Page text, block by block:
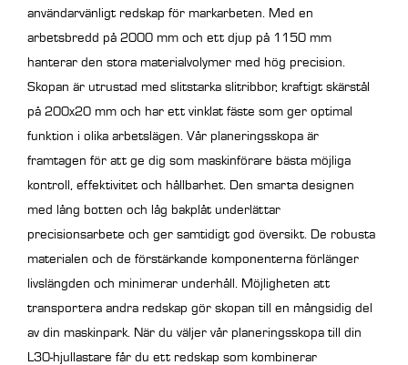
användarvänligt redskap för markarbeten. Med en
arbetsbredd på 2000 mm och ett djup på 1150 mm
hanterar den stora materialvolymer med hög precision.
Skopan är utrustad med slitstarka slitribbor, kraftigt skärstål
på 200x20 mm och har ett vinklat fäste som ger optimal
funktion i olika arbetslägen. Vår planeringsskopa är
framtagen för att ge dig som maskinförare bästa möjliga
kontroll, effektivitet och hållbarhet. Den smarta designen
med lång botten och låg bakplåt underlättar
precisionsarbete och ger samtidigt god översikt. De robusta
materialen och de förstärkande komponenterna förlänger
livslängden och minimerar underhåll. Möjligheten att
transportera andra redskap gör skopan till en mångsidig del
av din maskinpark. När du väljer vår planeringsskopa till din
L30-hjullastare får du ett redskap som kombinerar